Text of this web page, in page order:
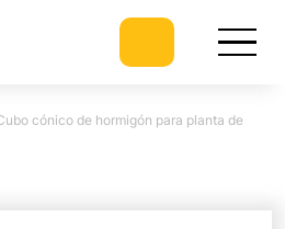
cónico de hormigón para planta de